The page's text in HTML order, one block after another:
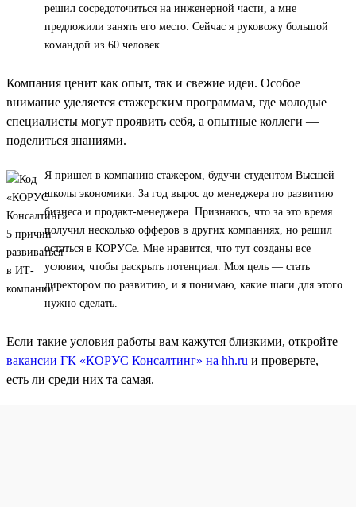
решил сосредоточиться на инженерной части, а мне
предложили занять его место. Сейчас я руковожу большой
командой из 60 человек.
Компания ценит как опыт, так и свежие идеи. Особое
внимание уделяется стажерским программам, где молодые
специалисты могут проявить себя, а опытные коллеги —
поделиться знаниями.
Я пришел в компанию стажером, будучи студентом Высшей
школы экономики. За год вырос до менеджера по развитию
бизнеса и продакт-менеджера. Признаюсь, что за это время
получил несколько офферов в других компаниях, но решил
остаться в КОРУСе. Мне нравится, что тут созданы все
условия, чтобы раскрыть потенциал. Моя цель — стать
директором по развитию, и я понимаю, какие шаги для этого
нужно сделать.
Если такие условия работы вам кажутся близкими, откройте
вакансии ГК «КОРУС Консалтинг» на hh.ru и проверьте,
есть ли среди них та самая.